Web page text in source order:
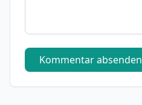
Kommentar absenden